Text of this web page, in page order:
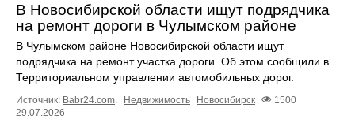
В Новосибирской области ищут подрядчика
на ремонт дороги в Чулымском районе
В Чулымском районе Новосибирской области ищут
подрядчика на ремонт участка дороги. Об этом сообщили в
Территориальном управлении автомобильных дорог.
Источник: Babr24.com. Недвижимость Новосибирск
1500
29.07.2026